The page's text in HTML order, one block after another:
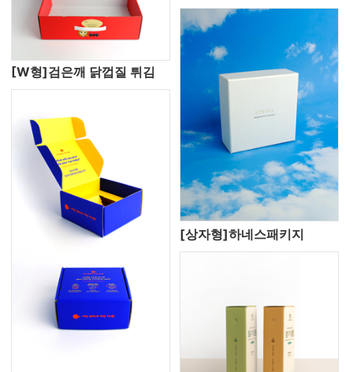
[W형]검은깨 닭껍질 튀김
[상자형]하네스패키지